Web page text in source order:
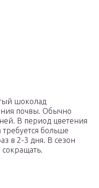
шоколад
почвы. Обычно
В период цветения
больше
в 2-3 дня. В сезон